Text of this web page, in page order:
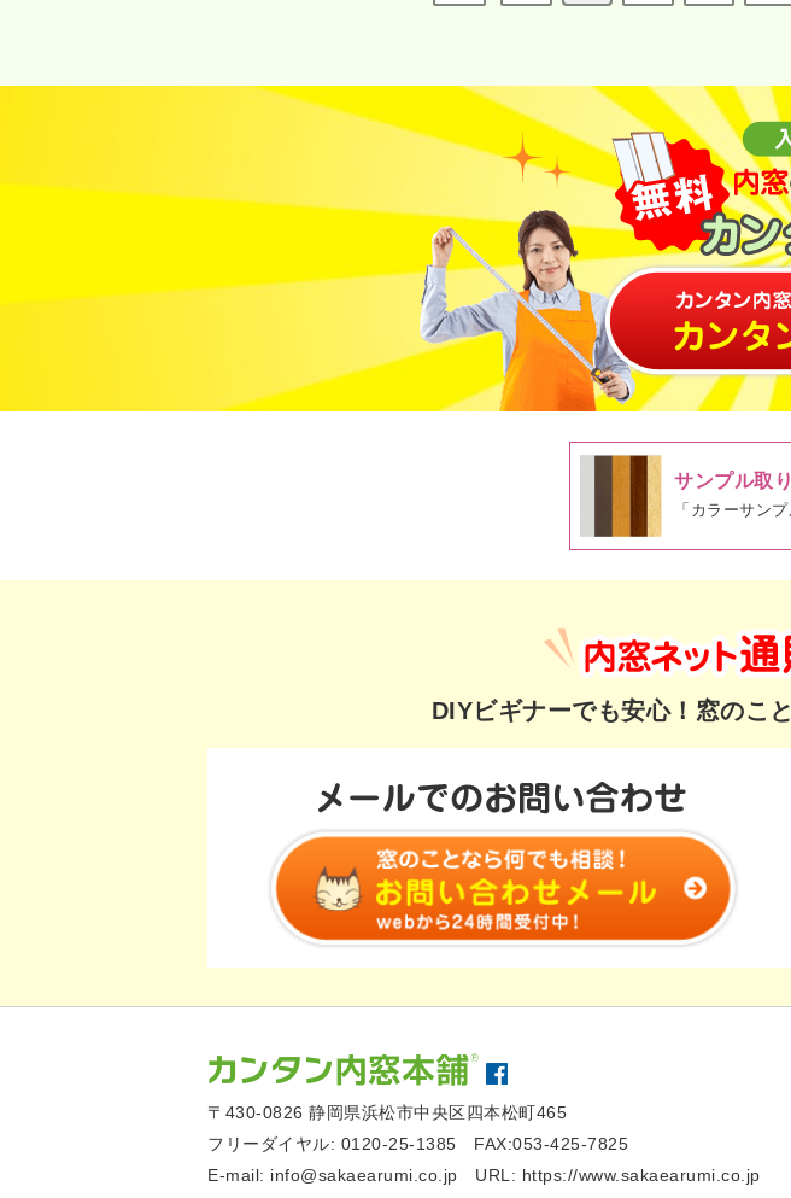
サンプル取
「カラーサン
DIYビギナーでも安心！ 窓のこ
〒430-0826 静岡県浜松市中央区四本松町465
フリーダイヤル: 0120-25-1385
FAX:053-425-7825
E-mail: info@sakaearumi.co.jp URL: https://www.sakaearumi.co.jp